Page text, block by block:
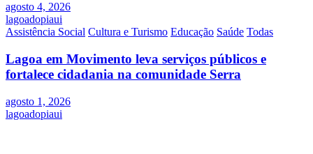
agosto 4, 2026
lagoadopiaui
Assistência Social Cultura e Turismo Educação Saúde Todas
Lagoa em Movimento leva serviços públicos e
fortalece cidadania na comunidade Serra
agosto 1, 2026
lagoadopiaui